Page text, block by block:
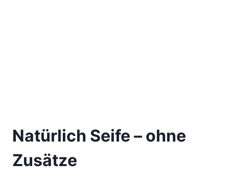
Natürlich Seife – ohne
Zusätze